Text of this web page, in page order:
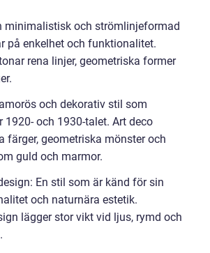
minimalistisk och strömlinjeformad
på enkelhet och funktionalitet.
rena linjer, geometriska former
och dekorativ stil som
1920- och 1930-talet. Art deco
färger, geometriska mönster och
guld och marmor.
En stil som är känd för sin
och naturnära estetik.
lägger stor vikt vid ljus, rymd och